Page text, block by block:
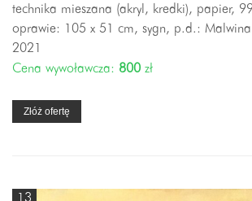
technika mieszana (akryl, kredki), papier,
oprawie: 105 x 51 cm, sygn, p.d.: Malwina
2021
Cena wywoławcza: 800 zł
Złóż ofertę
13